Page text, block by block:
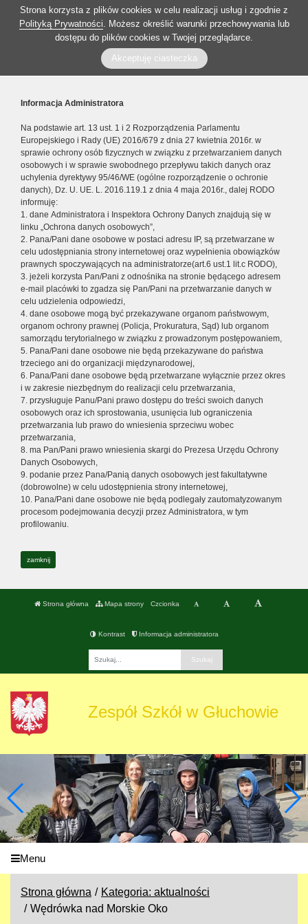
Strona korzysta z plików cookies w celu realizacji usług i zgodnie z
Polityką Prywatności. Możesz określić warunki przechowywania lub
dostępu do plików cookies w Twojej przeglądarce.
Akceptuję ciasteczka
Informacja Administratora
Na podstawie art. 13 ust. 1 i 2 Rozporządzenia Parlamentu
Europejskiego i Rady (UE) 2016/679 z dnia 27 kwietnia 2016r. w
sprawie ochrony osób fizycznych w związku z przetwarzaniem danych
osobowych i w sprawie swobodnego przepływu takich danych oraz
uchylenia dyrektywy 95/46/WE (ogólne rozporządzenie o ochronie
danych), Dz. U. UE. L. 2016.119.1 z dnia 4 maja 2016r., dalej RODO
informuję:
1. dane Administratora i Inspektora Ochrony Danych znajdują się w
linku „Ochrona danych osobowych”,
2. Pana/Pani dane osobowe w postaci adresu IP, są przetwarzane w
celu udostępniania strony internetowej oraz wypełnienia obowiązków
prawnych spoczywających na administratorze(art.6 ust.1 lit.c RODO),
3. jeżeli korzysta Pan/Pani z odnośnika na stronie będącego adresem
e-mail placówki to zgadza się Pan/Pani na przetwarzanie danych w
celu udzielenia odpowiedzi,
4. dane osobowe mogą być przekazywane organom państwowym,
organom ochrony prawnej (Policja, Prokuratura, Sąd) lub organom
samorządu terytorialnego w związku z prowadzonym postępowaniem,
5. Pana/Pani dane osobowe nie będą przekazywane do państwa
trzeciego ani do organizacji międzynarodowej,
6. Pana/Pani dane osobowe będą przetwarzane wyłącznie przez okres
i w zakresie niezbędnym do realizacji celu przetwarzania,
7. przysługuje Panu/Pani prawo dostępu do treści swoich danych
osobowych oraz ich sprostowania, usunięcia lub ograniczenia
przetwarzania lub prawo do wniesienia sprzeciwu wobec
przetwarzania,
8. ma Pan/Pani prawo wniesienia skargi do Prezesa Urzędu Ochrony
Danych Osobowych,
9. podanie przez Pana/Panią danych osobowych jest fakultatywne
(dobrowolne) w celu udostępnienia strony internetowej,
10. Pana/Pani dane osobowe nie będą podlegały zautomatyzowanym
procesom podejmowania decyzji przez Administratora, w tym
profilowaniu.
zamknij
Strona główna Mapa strony Czcionka
Kontrast Informacja administratora
Zespół Szkół w Głuchowie
Menu
Strona główna
Kategoria: aktualności
Wędrówka nad Morskie Oko